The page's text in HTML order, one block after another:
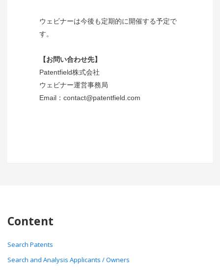
ウェビナーは今後も定期的に開催する予定で
す。
【お問い合わせ先】
Patentfield株式会社
ウェビナー運営事務局
Email：contact@patentfield.com
Content
Search Patents
Search and Analysis Applicants / Owners